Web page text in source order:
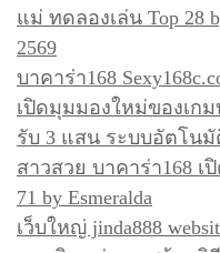
แม่ ทดลองเล่น Top 28
2569
บาคาร่า168
เปิดมุมมองใหม่ของเก
รับ 3 แสน ระบบอัตโนมั
สาวสวย บาคาร่า168 เ
71 by Esmeralda
เว็บใหญ่ jinda888